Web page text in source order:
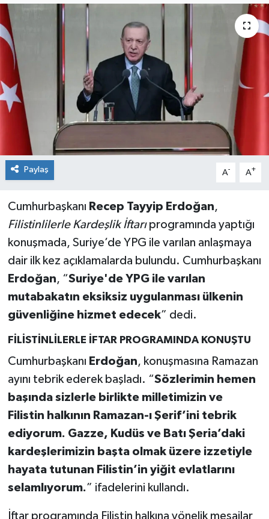
Paylaş A- A+
Cumhurbaşkanı Recep Tayyip Erdoğan,
Filistinlilerle Kardeşlik İftarıprogramında yaptığı
konuşmada, Suriye’de YPG ile varılan anlaşmaya
dair ilk kez açıklamalarda bulundu. Cumhurbaşkanı
Erdoğan, “Suriye'de YPG ile varılan
mutabakatın eksiksiz uygulanması ülkenin
güvenliğine hizmet edecek” dedi.
FİLİSTİNLİLERLE İFTAR PROGRAMINDA KONUŞTU
Cumhurbaşkanı Erdoğan, konuşmasına Ramazan
ayını tebrik ederek başladı. “Sözlerimin hemen
başında sizlerle birlikte milletimizin ve
Filistin halkının Ramazan-ı Şerif’ini tebrik
ediyorum. Gazze, Kudüs ve Batı Şeria’daki
kardeşlerimizin başta olmak üzere izzetiyle
hayata tutunan Filistin’in yiğit evlatlarını
selamlıyorum.” ifadelerini kullandı.
İftar programında Filistin halkına yönelik mesajlar